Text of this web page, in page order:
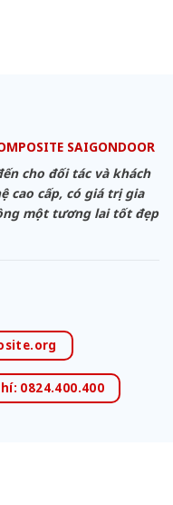
SAIGONDOOR
cho đối tác và khách
cao cấp, có giá trị gia
một tương lai tốt đẹp
0824.400.400